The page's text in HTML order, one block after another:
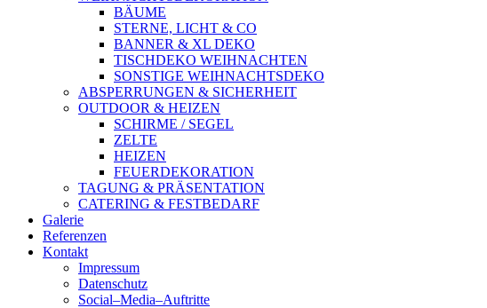
BÄUME
STERNE, LICHT & CO
BANNER & XL DEKO
TISCHDEKO WEIHNACHTEN
SONSTIGE WEIHNACHTSDEKO
ABSPERRUNGEN & SICHERHEIT
OUTDOOR & HEIZEN
SCHIRME / SEGEL
ZELTE
HEIZEN
FEUERDEKORATION
TAGUNG & PRÄSENTATION
CATERING & FESTBEDARF
Galerie
Referenzen
Kontakt
Impressum
Datenschutz
Social–Media–Auftritte